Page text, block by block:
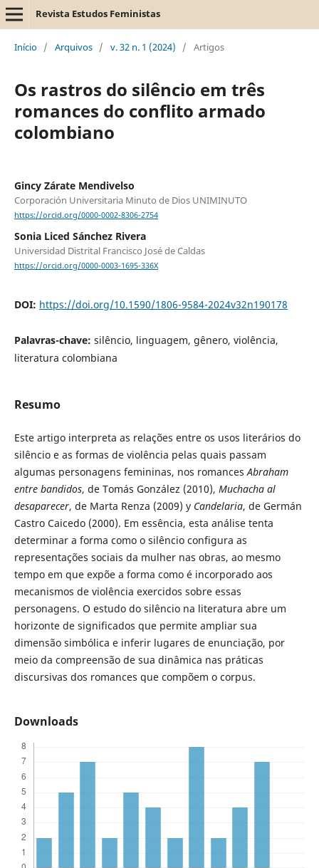
Revista Estudos Feministas
Início / Arquivos / v. 32 n. 1 (2024) / Artigos
Os rastros do silêncio em três
romances do conflito armado
colombiano
Gincy Zárate Mendivelso
Corporación Universitaria Minuto de Dios UNIMINUTO
https://orcid.org/0000-0002-8306-2754
Sonia Liced Sánchez Rivera
Universidad Distrital Francisco José de Caldas
https://orcid.org/0000-0003-1695-336X
DOI: https://doi.org/10.1590/1806-9584-2024v32n190178
Palavras-chave: silêncio, linguagem, gênero, violência,
literatura colombiana
Resumo
Este artigo interpreta as relações entre os usos literários do
silêncio e as formas de violência pelas quais passam
algumas personagens femininas, nos romancesAbraham
entre bandidos, de Tomás González (2010), Muchacha al
desaparecer, de Marta Renza (2009) y Candelaria, de Germán
Castro Caicedo (2000). Em essência, esta análise tenta
determinar a forma como o silêncio configura as
representações sociais da mulher nas obras, ao mesmo
tempo em que expõe a forma como é incorporado aos
mecanismos de violência exercidos sobre essas
personagens. O estudo do silêncio na literatura abre um
horizonte de significados que permite ampliar sua
dimensão simbólica e inferir lugares de enunciação, por
meio da compreensão de sua dinâmica nas práticas
discursivas dos romances que compõem o corpus.
Downloads